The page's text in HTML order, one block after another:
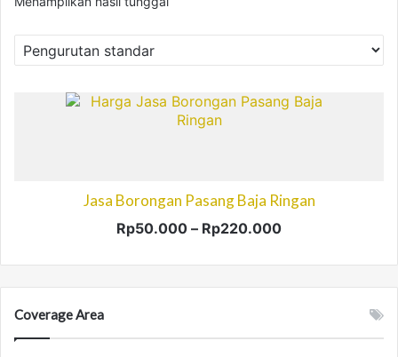
Jasa Borongan Pasang Baja Ringan
Rp50.000 – Rp220.000Rentang
Rp50.000
hingga
memiliki
Coverage Area